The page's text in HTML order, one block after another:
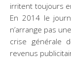
irritent toujours
En 2014 le
n’arrange pas
crise générale
revenus